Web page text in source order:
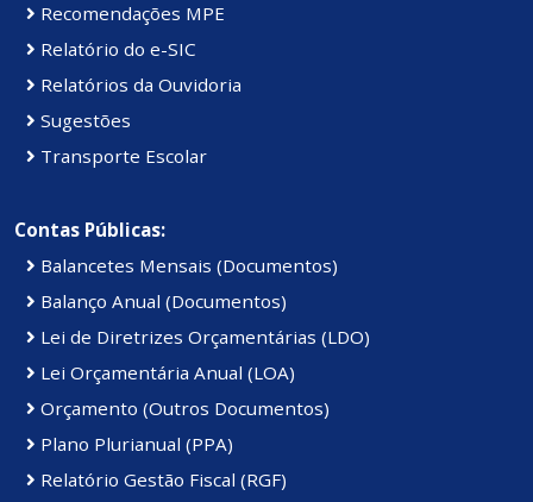
Recomendações MPE
Relatório do e-SIC
Relatórios da Ouvidoria
Sugestões
Transporte Escolar
Contas Públicas:
Balancetes Mensais (Documentos)
Balanço Anual (Documentos)
Lei de Diretrizes Orçamentárias (LDO)
Lei Orçamentária Anual (LOA)
Orçamento (Outros Documentos)
Plano Plurianual (PPA)
Relatório Gestão Fiscal (RGF)